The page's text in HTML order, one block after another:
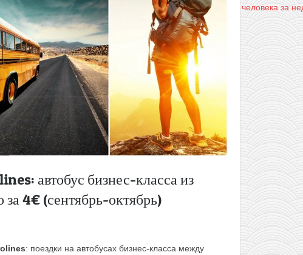
автобус бизнес-класса из
за 4€ (сентябрь-октябрь)
: поездки на автобусах бизнес-класса между
человека за